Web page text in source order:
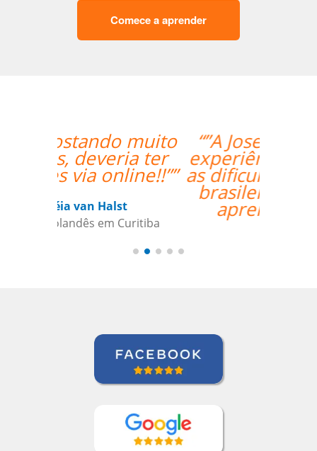
Comece a aprender
“”A Josette tem boa
experiência, entende
as dificuldades de um
brasileiro, facilita o
aprendizado.””
Curso de Alemão em São Caetano do